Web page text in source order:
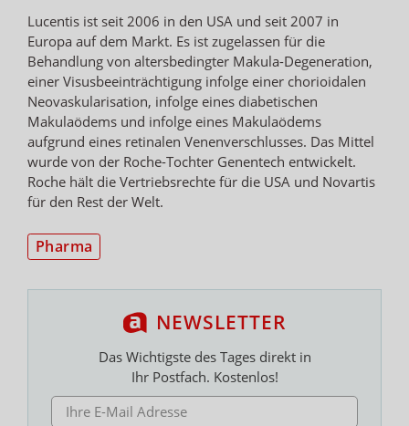
Lucentis ist seit 2006 in den USA und seit 2007 in
Europa auf dem Markt. Es ist zugelassen für die
Behandlung von altersbedingter Makula-Degeneration,
einer Visusbeeinträchtigung infolge einer chorioidalen
Neovaskularisation, infolge eines diabetischen
Makulaödems und infolge eines Makulaödems
aufgrund eines retinalen Venenverschlusses. Das Mittel
wurde von der Roche-Tochter Genentech entwickelt.
Roche hält die Vertriebsrechte für die USA und Novartis
für den Rest der Welt.
Pharma
NEWSLETTER
Das Wichtigste des Tages direkt in
Ihr Postfach. Kostenlos!
E-MAIL ADRESSE